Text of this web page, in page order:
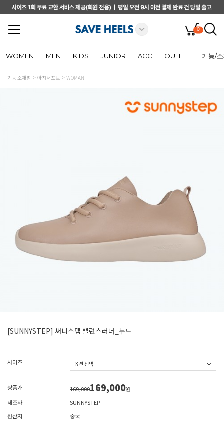
0
WOMEN MEN KIDS JUNIOR ACC OUTLET 기능/
기능 소재별 아치서포트 WOMAN
[SUNNYSTEP] 써니스텝 밸런스러너_누드
사이즈
상품가 169,000169,000원
제조사
SUNNYSTEP
원산지
중국